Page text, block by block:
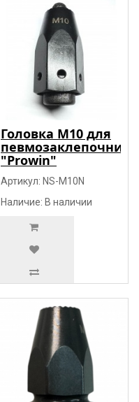
Головка М10 для
певмозаклепочника
"Prowin"
Артикул: NS-М10N
Наличие: В наличии